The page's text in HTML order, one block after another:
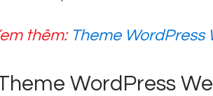
thêm: Theme WordPress
WordPress